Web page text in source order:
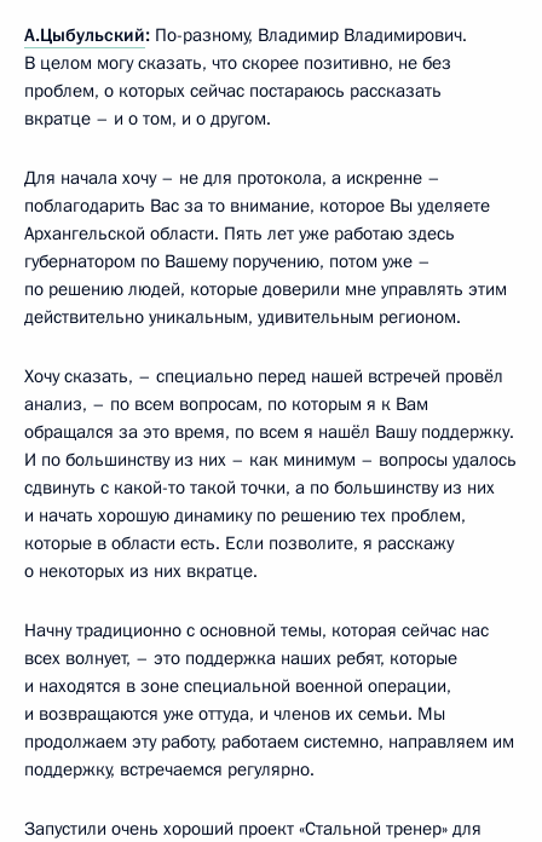
А.Цыбульский: По-разному, Владимир Владимирович.
В целом могу сказать, что скорее позитивно, не без
проблем, о которых сейчас постараюсь рассказать
вкратце – и о том, и о другом.
Для начала хочу – не для протокола, а искренне –
поблагодарить Вас за то внимание, которое Вы уделяете
Архангельской области. Пять лет уже работаю здесь
губернатором по Вашему поручению, потом уже –
по решению людей, которые доверили мне управлять этим
действительно уникальным, удивительным регионом.
Хочу сказать, – специально перед нашей встречей провёл
анализ, – по всем вопросам, по которым я к Вам
обращался за это время, по всем я нашёл Вашу поддержку.
И по большинству из них – как минимум – вопросы удалось
сдвинуть с какой-то такой точки, а по большинству из них
и начать хорошую динамику по решению тех проблем,
которые в области есть. Если позволите, я расскажу
о некоторых из них вкратце.
Начну традиционно с основной темы, которая сейчас нас
всех волнует, – это поддержка наших ребят, которые
и находятся в зоне специальной военной операции,
и возвращаются уже оттуда, и членов их семьи. Мы
продолжаем эту работу, работаем системно, направляем им
поддержку, встречаемся регулярно.
Запустили очень хороший проект «Стальной тренер» для